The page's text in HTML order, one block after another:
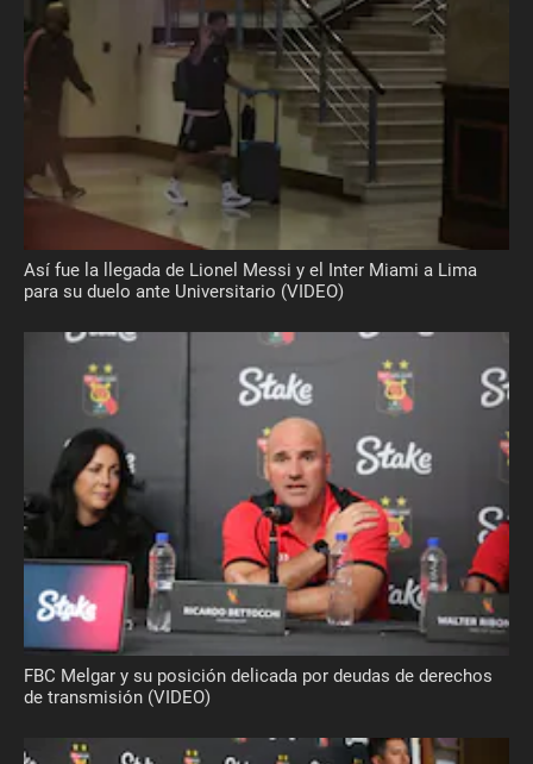
Así fue la llegada de Lionel Messi y el Inter Miami a Lima
para su duelo ante Universitario (VIDEO)
FBC Melgar y su posición delicada por deudas de derechos
de transmisión (VIDEO)